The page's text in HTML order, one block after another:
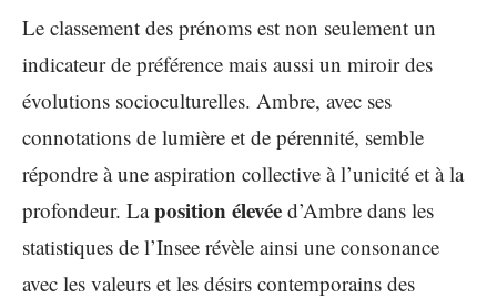
Le classement des prénoms est non seulement un
indicateur de préférence mais aussi un miroir des
évolutions socioculturelles. Ambre, avec ses
connotations de lumière et de pérennité, semble
répondre à une aspiration collective à l’unicité et à la
profondeur. Laposition élevée d’Ambre dans les
statistiques de l’Insee révèle ainsi une consonance
avec les valeurs et les désirs contemporains des